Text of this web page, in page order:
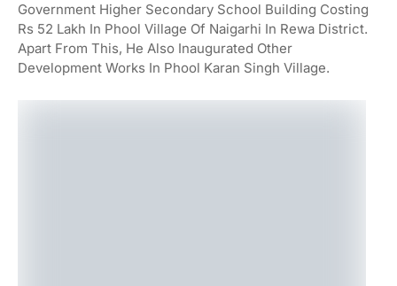
Government Higher Secondary School Building Costing
Rs 52 Lakh In Phool Village Of Naigarhi In Rewa District.
Apart From This, He Also Inaugurated Other
Development Works In Phool Karan Singh Village.